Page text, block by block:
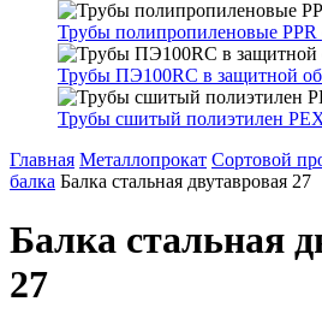
Трубы полипропиленовые PPR
Трубы ПЭ100RC в защитной
Трубы сшитый полиэтилен
Главная Металлопрокат Сортовой
балка Балка стальная двутавровая 27
Балка стальная
27